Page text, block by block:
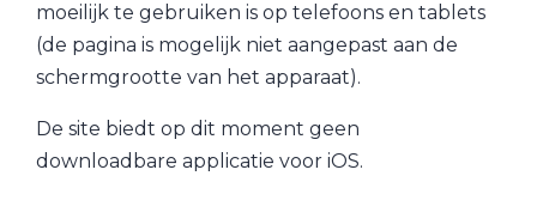
moeilijk te gebruiken is op telefoons en tablets
(de pagina is mogelijk niet aangepast aan de
schermgrootte van het apparaat).
De site biedt op dit moment geen
downloadbare applicatie voor iOS.